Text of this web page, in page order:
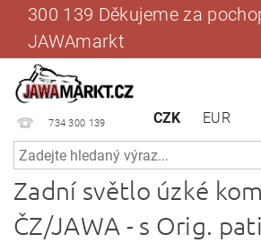
300 139 Děkujeme za
JAWAmarkt
734 300 139 CZK EUR
Zadní světlo úzké
ČZ/JAWA - s Orig.